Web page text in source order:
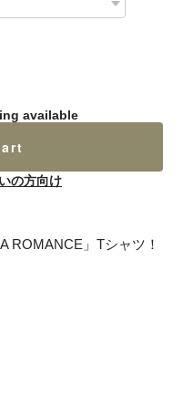
available
の方向け
ROMANCE」Tシャツ！